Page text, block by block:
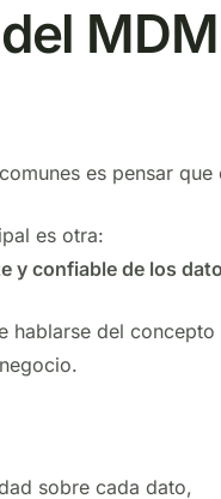
es pensar
es otra:
y confiable de los
hablarse del concepto
sobre cada dato,